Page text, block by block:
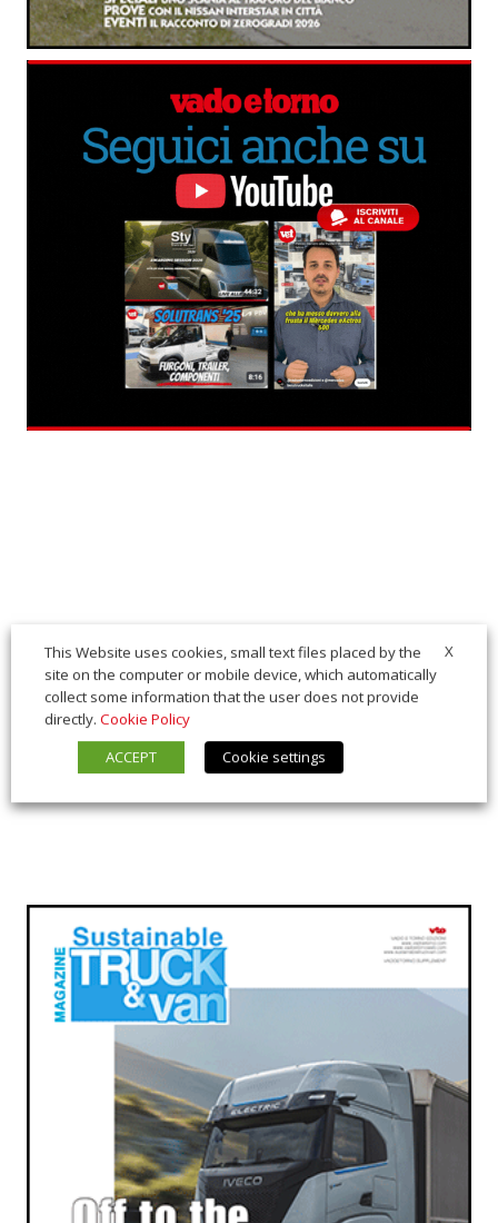
X
This Website uses cookies, small text files placed by the
site on the computer or mobile device, which automatically
collect some information that the user does not provide
directly. Cookie Policy
ACCEPT
Cookie settings